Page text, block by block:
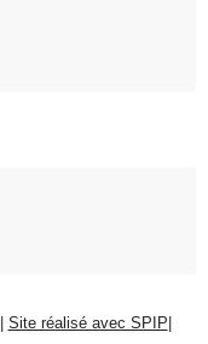
Site réalisé avec SPIP